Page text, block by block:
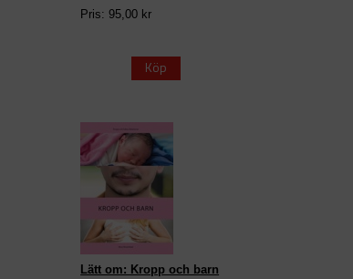
Pris: 95,00 kr
Köp
Lätt om: Kropp och barn